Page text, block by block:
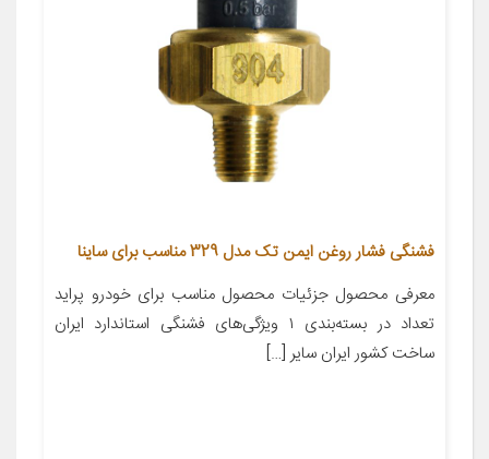
فشنگی فشار روغن ایمن تک مدل 329 مناسب برای ساینا
معرفی محصول جزئیات محصول مناسب برای خودرو پراید
تعداد در بسته‌بندی ۱ ویژگی‌های فشنگی استاندارد ایران
ساخت کشور ایران سایر […]